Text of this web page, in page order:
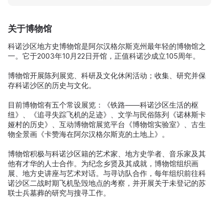
关于博物馆
科诺沙区地方史博物馆是阿尔汉格尔斯克州最年轻的博物馆之
一。它于2003年10月22日开馆，正值科诺沙成立105周年。
博物馆开展陈列展览、科研及文化休闲活动；收集、研究并保
存科诺沙区的历史与文化。
目前博物馆有五个常设展览：《铁路——科诺沙区生活的枢
纽》、《追寻失踪飞机的足迹》、文学与民俗陈列《诺林斯卡
娅村的历史》、互动博物馆展览平台《博物馆实验室》、古生
物全景画《卡赞海在阿尔汉格尔斯克的土地上》。
博物馆积极与科诺沙区籍的艺术家、地方史学者、音乐家及其
他有才华的人士合作。为纪念乡贤及其成就，博物馆组织画
展、地方史讲座与艺术对话。与寻访队合作，每年组织前往科
诺沙区二战时期飞机坠毁地点的考察，并开展关于未登记的苏
联士兵墓葬的研究与搜寻工作。